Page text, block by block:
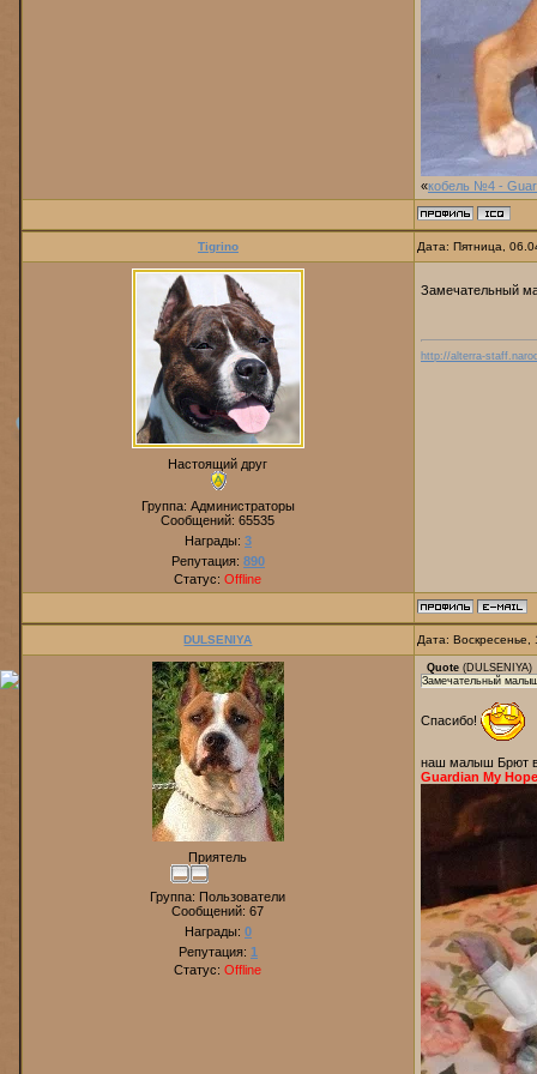
«кобель №4 -
Tigrino Дата: Пятница,
Настоящий друг
Группа: Администраторы
Сообщений:65535
Награды: 3
Репутация: 890
Статус:Offline
Замечательный
http://alterra-
DULSENIYA Дата:
Приятель
Группа: Пользователи
Сообщений:67
Награды: 0
Репутация: 1
Статус:Offline
Quote (DULSENIYA)
Замечательный
Спасибо!
наш малыш Брют
Guardian My